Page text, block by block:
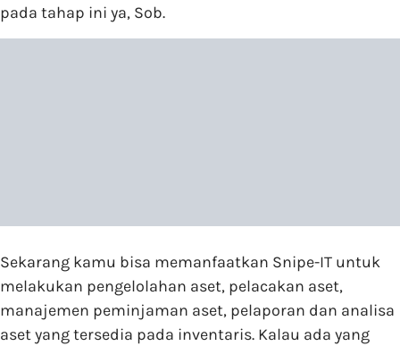
pada tahap ini ya, Sob.
Sekarang kamu bisa memanfaatkan Snipe-IT untuk
melakukan pengelolahan aset, pelacakan aset,
manajemen peminjaman aset, pelaporan dan analisa
aset yang tersedia pada inventaris. Kalau ada yang